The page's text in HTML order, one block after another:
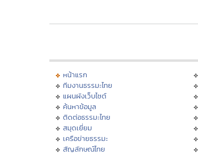
หน้าแรก
ทีมงานธรรมะไทย
แผนผังเว็บไซต์
ค้นหาข้อมูล
ติดต่อธรรมะไทย
สมุดเยี่ยม
เครือข่ายธรรมะ
สัญลักษณ์ไทย